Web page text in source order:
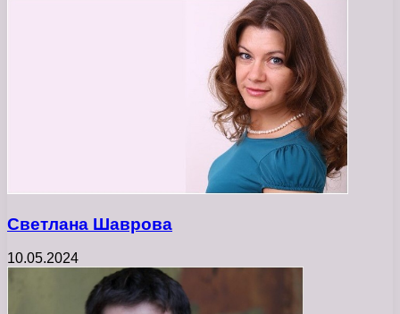
Светлана Шаврова
10.05.2024